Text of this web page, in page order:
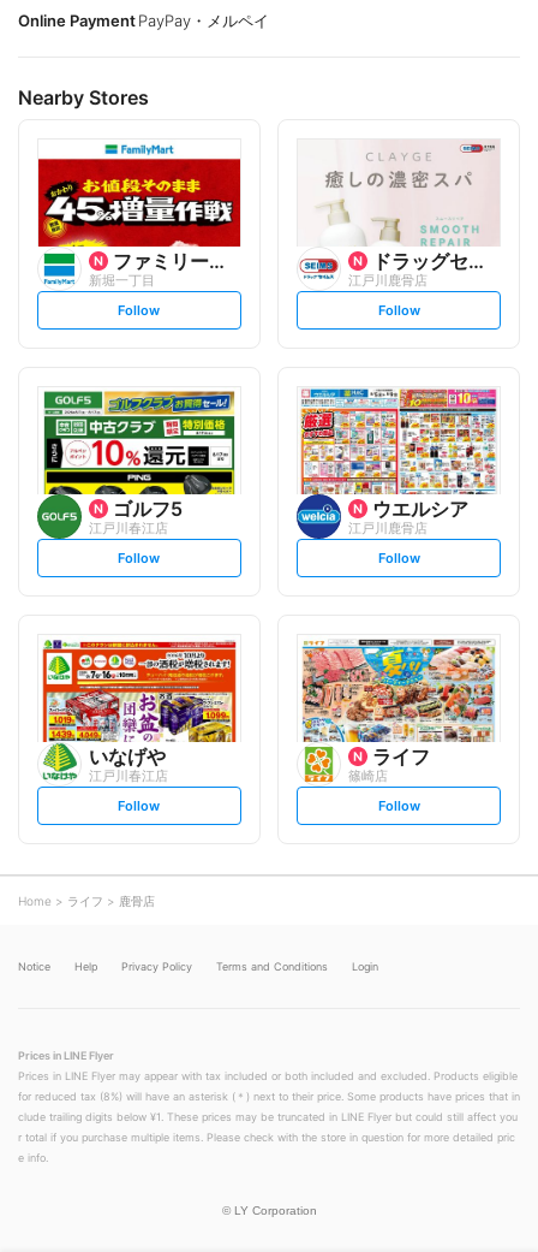
Online PaymentPayPay・メルペイ
Nearby Stores
ファミリーマート
新堀一丁目
s
t
l
o
w
Follow
ドラッグセイムス
江戸川鹿骨店
s
t
l
o
w
Follow
ゴルフ5
江戸川春江店
s
t
o
w
Follow
ウエルシア
江戸川鹿骨店
s
t
l
o
w
Follow
いなげや
江戸川春江店
s
t
o
w
Follow
ライフ
篠崎店
s
t
Follow
Home ライフ 鹿骨店
Notice Help Privacy Policy Terms and Conditions Login
Prices in LINE Flyer
Prices in LINE Flyer may appear with tax included or both included and excluded. Products eligible
for reduced tax (8%) will have an asterisk (＊) next to their price. Some products have prices that in
clude trailing digits below ¥1. These prices may be truncated in LINE Flyer but could still affect you
r total if you purchase multiple items. Please check with the store in question for more detailed pric
e info.
© LY Corporation